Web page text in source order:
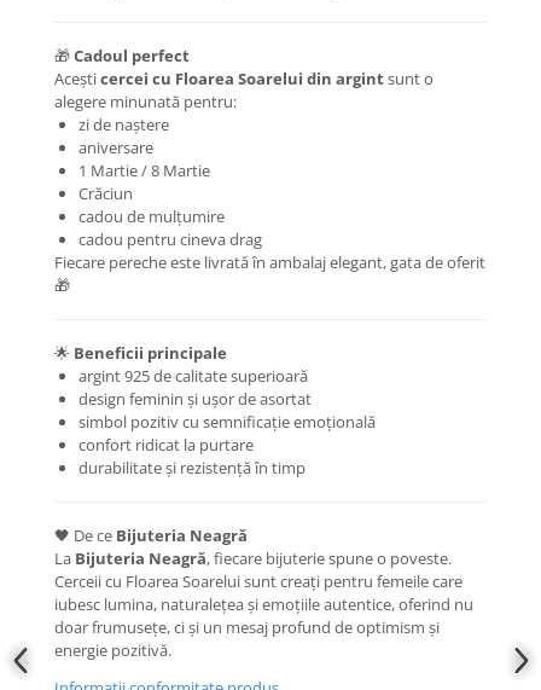
semiprețioase
BRĂȚĂRI DE PICIOR
Brățări de picior din Aur
Brățări de picior din Argint
COLIERE
Coliere cu mărgele colorate și
Argint
Coliere cu pietre semiprețioase
🎁Cadoul perfect
Aceșticercei cu Floarea Soarelui din argintsunt o
alegere minunată pentru:
zi de naștere
aniversare
1 Martie / 8 Martie
Crăciun
cadou de mulțumire
cadou pentru cineva drag
Fiecare pereche este livrată în ambalaj elegant, gata de oferit
🎁
🌟 Beneficii principale
argint 925 de calitate superioară
design feminin și ușor de asortat
simbol pozitiv cu semnificație emoțională
confort ridicat la purtare
durabilitate și rezistență în timp
🖤 De ce Bijuteria Neagră
La Bijuteria Neagră, fiecare bijuterie spune o poveste.
Cerceii cu Floarea Soarelui sunt creați pentru femeile care
iubesc lumina, naturalețea și emoțiile autentice, oferind nu
doar frumusețe, ci și un mesaj profund de optimism și
energie pozitivă.